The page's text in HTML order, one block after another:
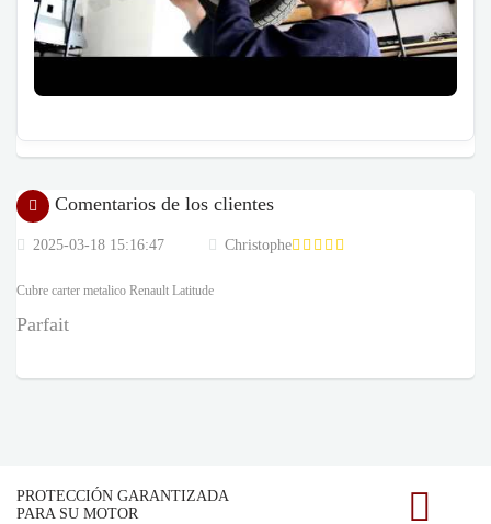
Comentarios de los clientes
2025-03-18 15:16:47 Christophe
Cubre carter metalico Renault Latitude
Parfait
PROTECCIÓN GARANTIZADA
PARA SU MOTOR